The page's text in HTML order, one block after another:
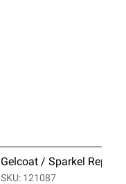
Gelcoat / Sparkel Rep
SKU: 121087